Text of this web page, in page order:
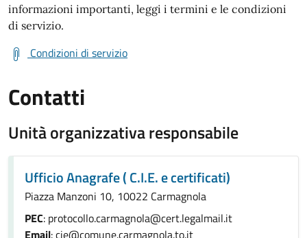
informazioni importanti, leggi i termini e le condizioni
di servizio.
Condizioni di servizio
Contatti
Unità organizzativa responsabile
Ufficio Anagrafe ( C.I.E. e certificati)
Piazza Manzoni 10, 10022 Carmagnola
PEC: protocollo.carmagnola@cert.legalmail.it
Email: cie@comune.carmagnola.to.it